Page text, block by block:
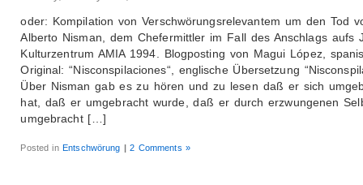
oder: Kompilation von Verschwörungsrelevantem um den Tod
Alberto Nisman, dem Chefermittler im Fall des Anschlags aufs
Kulturzentrum AMIA 1994. Blogposting von Magui López,
Original: “Nisconspilaciones“, englische Übersetzung
Über Nisman gab es zu hören und zu lesen daß er sich
hat, daß er umgebracht wurde, daß er durch erzwungenen
umgebracht […]
Posted inEntschwörung | 2 Comments »